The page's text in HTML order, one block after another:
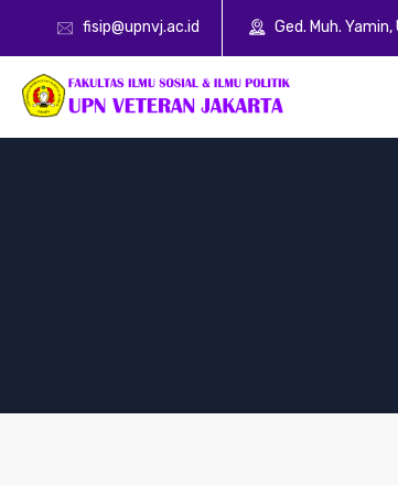
fisip@upnvj.ac.id Ged. Muh.